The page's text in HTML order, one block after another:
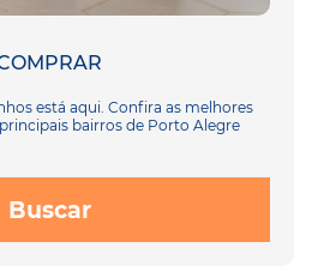
está aqui. Confira as melhores
bairros de Porto Alegre
Buscar